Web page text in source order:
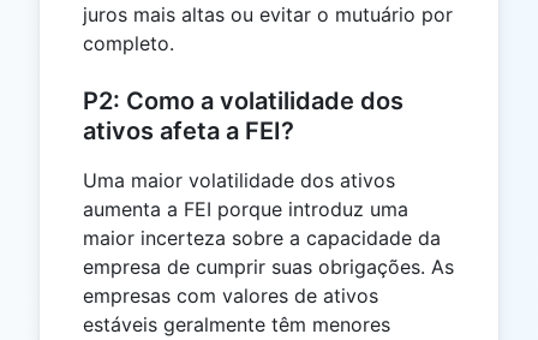
juros mais altas ou evitar o mutuário por
completo.
P2: Como a volatilidade dos
ativos afeta a FEI?
Uma maior volatilidade dos ativos
aumenta a FEI porque introduz uma
maior incerteza sobre a capacidade da
empresa de cumprir suas obrigações. As
empresas com valores de ativos
estáveis geralmente têm menores